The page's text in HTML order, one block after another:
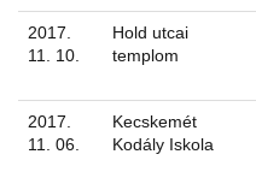
2017.
11. 10.
Hold utcai
templom
2017.
11. 06.
Kecskemét
Kodály Iskola